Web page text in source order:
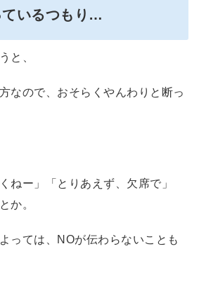
ているつもり…
と、
なので、おそらくやんわりと断っ
ねー」「とりあえず、欠席で」
か。
っては、NOが伝わらないことも